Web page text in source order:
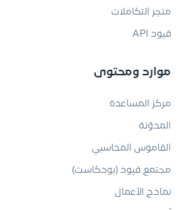
متجر التكاملات
قيود API
موارد ومحتوى
مركز المساعدة
المدوّنة
القاموس المحاسبي
مجتمع قيود (بودكاست)
نماذج الأعمال